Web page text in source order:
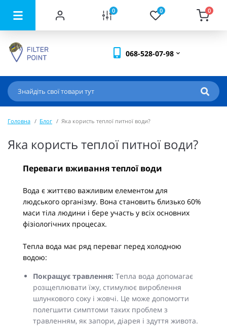
0 0 0
068-528-07-98
Головна Блог Яка користь теплої питної води?
Яка користь теплої питної води?
Переваги вживання теплої води
Вода є життєво важливим елементом для
людського організму. Вона становить близько 60%
маси тіла людини і бере участь у всіх основних
фізіологічних процесах.
Тепла вода має ряд переваг перед холодною
водою:
Покращує травлення: Тепла вода допомагає
розщеплювати їжу, стимулює вироблення
шлункового соку і жовчі. Це може допомогти
полегшити симптоми таких проблем з
травленням, як запори, діарея і здуття живота.